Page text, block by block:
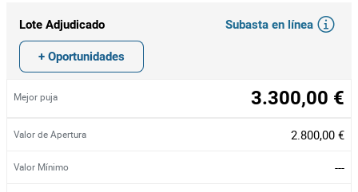
Lote Adjudicado Subasta en línea
+ Oportunidades
Mejor puja 3.300,00 €
Valor de Apertura 2.800,00 €
Valor Mínimo ---